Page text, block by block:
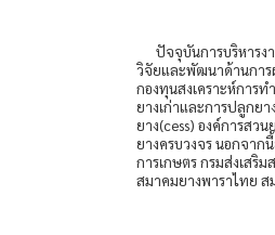
ปัจจุบันการบริหารงา
วิจัยและพัฒนาด้านการ
กองทุนสงเคราะห์การ
ยางเก่าและการปลูกย
ยาง(cess) องค์การสว
ยางครบวงจร นอกจาก
การเกษตร กรมส่งเสริ
สมาคมยางพาราไทย